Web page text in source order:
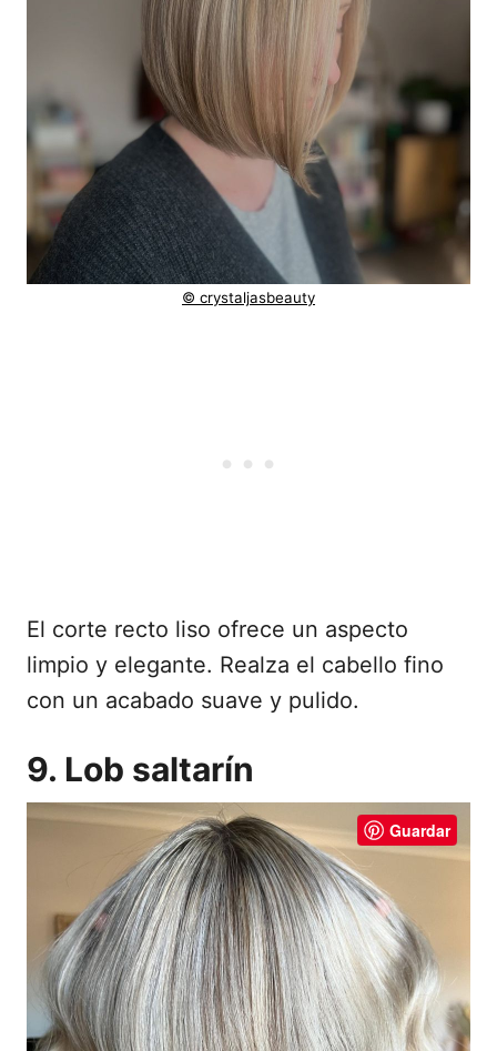
© crystaljasbeauty
El corte recto liso ofrece un aspecto
limpio y elegante. Realza el cabello fino
con un acabado suave y pulido.
9. Lob saltarín
Guardar